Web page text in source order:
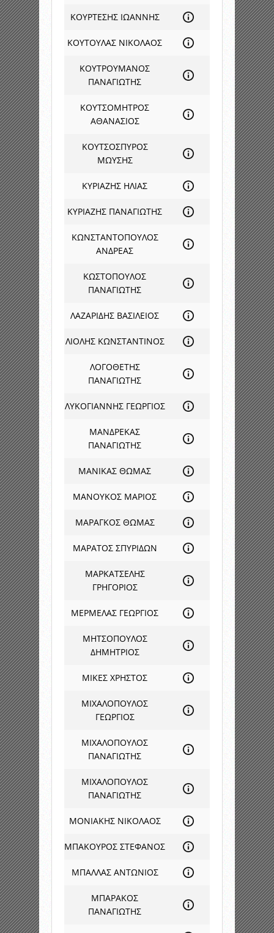
ΚΟΥΡΤΕΣΗΣ ΙΩΑΝΝΗΣ
ΚΟΥΤΟΥΛΑΣ ΝΙΚΟΛΑΟΣ
ΚΟΥΤΡΟΥΜΑΝΟΣ
ΠΑΝΑΓΙΩΤΗΣ
ΚΟΥΤΣΟΜΗΤΡΟΣ
ΑΘΑΝΑΣΙΟΣ
ΚΟΥΤΣΟΣΠΥΡΟΣ
ΜΩΥΣΗΣ
ΚΥΡΙΑΖΗΣ ΗΛΙΑΣ
ΚΥΡΙΑΖΗΣ ΠΑΝΑΓΙΩΤΗΣ
ΚΩΝΣΤΑΝΤΟΠΟΥΛΟΣ
ΑΝΔΡΕΑΣ
ΚΩΣΤΟΠΟΥΛΟΣ
ΠΑΝΑΓΙΩΤΗΣ
ΛΑΖΑΡΙΔΗΣ ΒΑΣΙΛΕΙΟΣ
ΛΙΟΛΗΣ ΚΩΝΣΤΑΝΤΙΝΟΣ
ΛΟΓΟΘΕΤΗΣ
ΠΑΝΑΓΙΩΤΗΣ
ΛΥΚΟΓΙΑΝΝΗΣ ΓΕΩΡΓΙΟΣ
ΜΑΝΔΡΕΚΑΣ
ΠΑΝΑΓΙΩΤΗΣ
ΜΑΝΙΚΑΣ ΘΩΜΑΣ
ΜΑΝΟΥΚΟΣ ΜΑΡΙΟΣ
ΜΑΡΑΓΚΟΣ ΘΩΜΑΣ
ΜΑΡΑΤΟΣ ΣΠΥΡΙΔΩΝ
ΜΑΡΚΑΤΣΕΛΗΣ
ΓΡΗΓΟΡΙΟΣ
ΜΕΡΜΕΛΑΣ ΓΕΩΡΓΙΟΣ
ΜΗΤΣΟΠΟΥΛΟΣ
ΔΗΜΗΤΡΙΟΣ
ΜΙΚΕΣ ΧΡΗΣΤΟΣ
ΜΙΧΑΛΟΠΟΥΛΟΣ
ΓΕΩΡΓΙΟΣ
ΜΙΧΑΛΟΠΟΥΛΟΣ
ΠΑΝΑΓΙΩΤΗΣ
ΜΙΧΑΛΟΠΟΥΛΟΣ
ΠΑΝΑΓΙΩΤΗΣ
ΜΟΝΙΑΚΗΣ ΝΙΚΟΛΑΟΣ
ΜΠΑΚΟΥΡΟΣ ΣΤΕΦΑΝΟΣ
ΜΠΑΛΛΑΣ ΑΝΤΩΝΙΟΣ
ΜΠΑΡΑΚΟΣ
ΠΑΝΑΓΙΩΤΗΣ